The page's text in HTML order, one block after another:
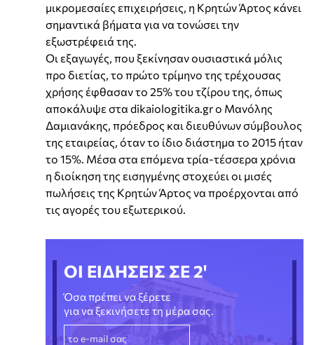
μικρομεσαίες επιχειρήσεις, η Κρητών Άρτος κάνει
σημαντικά βήματα για να τονώσει την
εξωστρέφειά της.
Οι εξαγωγές, που ξεκίνησαν ουσιαστικά μόλις
προ διετίας, το πρώτο τρίμηνο της τρέχουσας
χρήσης έφθασαν το 25% του τζίρου της, όπως
αποκάλυψε στα dikaiologitika.gr ο Μανόλης
Δαμιανάκης, πρόεδρος και διευθύνων σύμβουλος
της εταιρείας, όταν το ίδιο διάστημα το 2015 ήταν
το 15%. Μέσα στα επόμενα τρία-τέσσερα χρόνια
η διοίκηση της εισηγμένης στοχεύει οι μισές
πωλήσεις της Κρητών Άρτος να προέρχονται από
τις αγορές του εξωτερικού.
ΟΙ ΕΙΔΗΣΕΙΣ ΣΕ 2'
Όσα πρέπει να ξέρετε
για να ξεκινήσετε τη μέρα σας.